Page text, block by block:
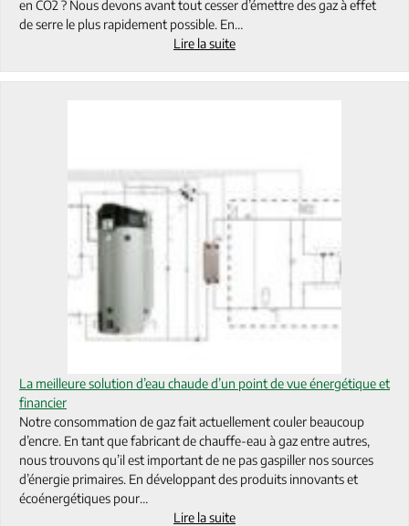
en CO2 ? Nous devons avant tout cesser d’émettre des gaz à effet
de serre le plus rapidement possible. En…
Lire la suite
La meilleure solution d’eau chaude d’un point de vue énergétique et
financier
Notre consommation de gaz fait actuellement couler beaucoup
d’encre. En tant que fabricant de chauffe-eau à gaz entre autres,
nous trouvons qu’il est important de ne pas gaspiller nos sources
d’énergie primaires. En développant des produits innovants et
écoénergétiques pour…
Lire la suite